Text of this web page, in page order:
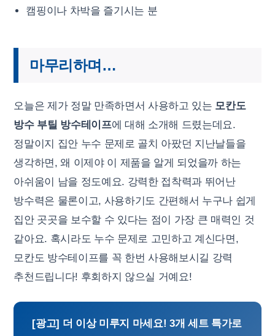
캠핑이나 차박을 즐기시는 분
마무리하며…
오늘은 제가 정말 만족하면서 사용하고 있는 모칸도
방수 부틸 방수테이프에 대해 소개해 드렸는데요.
정말이지 집안 누수 문제로 골치 아팠던 지난날들을
생각하면, 왜 이제야 이 제품을 알게 되었을까 하는
아쉬움이 남을 정도예요. 강력한 접착력과 뛰어난
방수력은 물론이고, 사용하기도 간편해서 누구나 쉽게
집안 곳곳을 보수할 수 있다는 점이 가장 큰 매력인 것
같아요. 혹시라도 누수 문제로 고민하고 계신다면,
모칸도 방수테이프를 꼭 한번 사용해보시길 강력
추천드립니다! 후회하지 않으실 거예요!
[광고] 더 이상 미루지 마세요! 3개 세트 특가로